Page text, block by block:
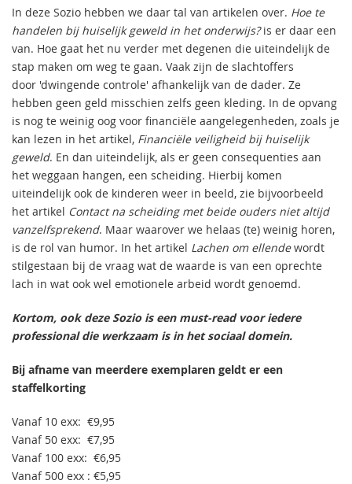
In deze Sozio hebben we daar tal van artikelen over. Hoe te
handelen bij huiselijk geweld in het onderwijs?is er daar een
van. Hoe gaat het nu verder met degenen die uiteindelijk de
stap maken om weg te gaan. Vaak zijn de slachtoffers
door 'dwingende controle' afhankelijk van de dader. Ze
hebben geen geld misschien zelfs geen kleding. In de opvang
is nog te weinig oog voor financiële aangelegenheden, zoals je
kan lezen in het artikel, Financiële veiligheid bij huiselijk
geweld. En dan uiteindelijk, als er geen consequenties aan
het weggaan hangen, een scheiding. Hierbij komen
uiteindelijk ook de kinderen weer in beeld, zie bijvoorbeeld
het artikel Contact na scheiding met beide ouders niet altijd
vanzelfsprekend. Maar waarover we helaas (te) weinig horen,
is de rol van humor. In het artikel Lachen om ellendewordt
stilgestaan bij de vraag wat de waarde is van een oprechte
lach in wat ook wel emotionele arbeid wordt genoemd.
Kortom, ook deze Sozio is een must-read voor iedere
professional die werkzaam is in het sociaal domein.
Bij afname van meerdere exemplaren geldt er een
staffelkorting
Vanaf 10 exx: €9,95
Vanaf 50 exx: €7,95
Vanaf 100 exx: €6,95
Vanaf 500 exx : €5,95